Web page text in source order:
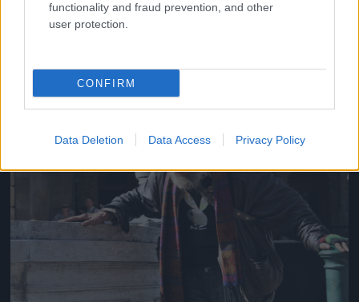
functionality and fraud prevention, and other
user protection.
CONFIRM
Data Deletion Data Access Privacy Policy
Fotó: Varga Dóra / Velvet
Jön még kép!